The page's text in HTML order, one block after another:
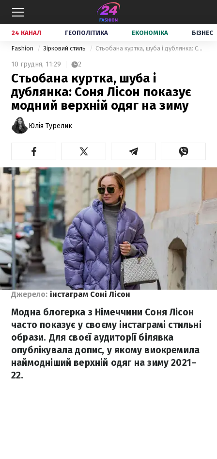
24 КАНАЛ ГЕОПОЛІТИКА ЕКОНОМІКА БІЗНЕС
Fashion Зірковий стиль Стьобана куртка, шуба і дублянка: Соня Лісон показує модний верхній одяг на зиму
10 грудня, 11:29 2
Стьобана куртка, шуба і
дублянка: Соня Лісон показує
модний верхній одяг на зиму
Юлія Турелик
Джерело: інстаграм Соні Лісон
Модна блогерка з Німеччини Соня Лісон
часто показує у своєму інстаграмі стильні
образи. Для своєї аудиторії білявка
опублікувала допис, у якому виокремила
наймодніший верхній одяг на зиму 2021–
22.